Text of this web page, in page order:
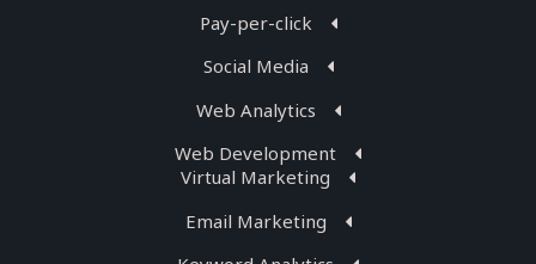
Pay-per-click
Social Media
Web Analytics
Web Development
Virtual Marketing
Email Marketing